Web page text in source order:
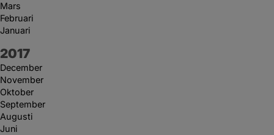
Mars
Februari
Januari
År:
2017
December
November
Oktober
September
Augusti
Juni